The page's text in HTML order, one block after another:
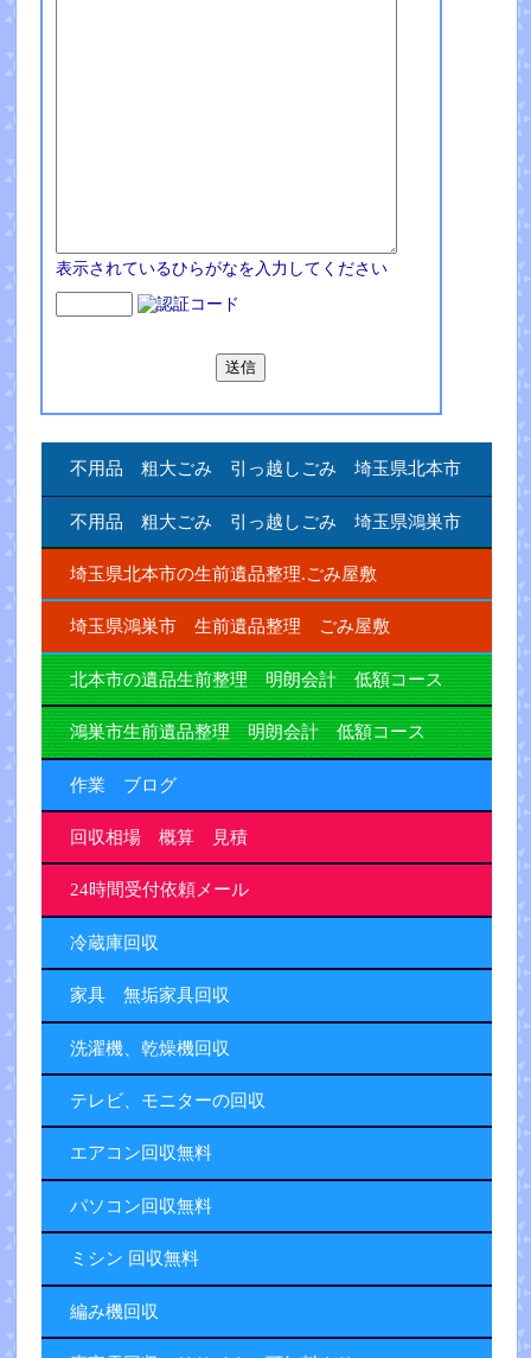
表示されているひらがなを入力してください
不用品 粗大ごみ 引っ越しごみ 埼玉県北本市
不用品 粗大ごみ 引っ越しごみ 埼玉県鴻巣市
埼玉県北本市の生前遺品整理.ごみ屋敷
埼玉県鴻巣市 生前遺品整理 ごみ屋敷
北本市の遺品生前整理 明朗会計 低額コース
鴻巣市生前遺品整理 明朗会計 低額コース
作業 ブログ
回収相場 概算 見積
24時間受付依頼メール
冷蔵庫回収
家具 無垢家具回収
洗濯機、乾燥機回収
テレビ、モニターの回収
エアコン回収無料
パソコン回収無料
ミシン 回収無料
編み機回収